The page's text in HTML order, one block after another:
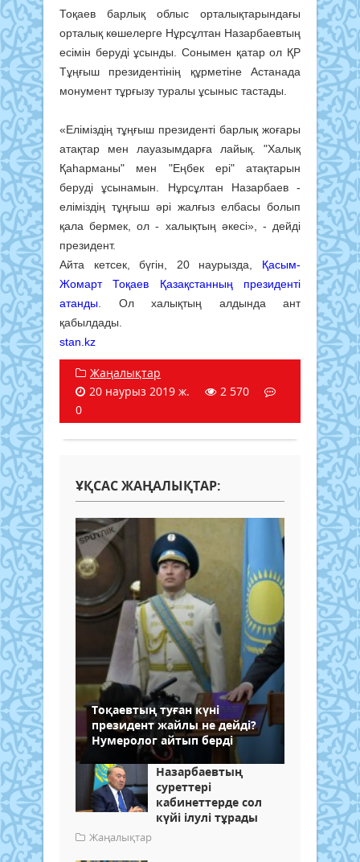
Тоқаев барлық облыс орталықтарындағы
орталық көшелерге Нұрсұлтан Назарбаевтың
есімін беруді ұсынды. Сонымен қатар ол ҚР
Тұңғыш президентінің құрметіне Астанада
монумент тұрғызу туралы ұсыныс тастады.
«Еліміздің тұңғыш президенті барлық жоғары
атақтар мен лауазымдарға лайық. "Халық
Қаһарманы" мен "Еңбек ері" атақтарын
беруді ұсынамын. Нұрсұлтан Назарбаев -
еліміздің тұңғыш әрі жалғыз елбасы болып
қала бермек, ол - халықтың әкесі», - дейді
президент.
Айта кетсек, бүгін, 20 наурызда, Қасым-
Жомарт Тоқаев Қазақстанның президенті
атанды . Ол халықтың алдында ант
қабылдады.
stan.kz
Жаңалықтар
20 наурыз 2019 ж.
2 570
0
ҰҚСАС ЖАҢАЛЫҚТАР:
Тоқаевтың туған күні
президент жайлы не дейді?
Нумеролог айтып берді
Назарбаевтың
суреттері
кабинеттерде сол
күйі ілулі тұрады
Жаңалықтар